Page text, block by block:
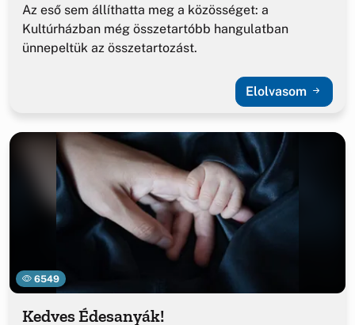
Az eső sem állíthatta meg a közösséget: a
Kultúrházban még összetartóbb hangulatban
ünnepeltük az összetartozást.
Elolvasom
6549
Kedves Édesanyák!